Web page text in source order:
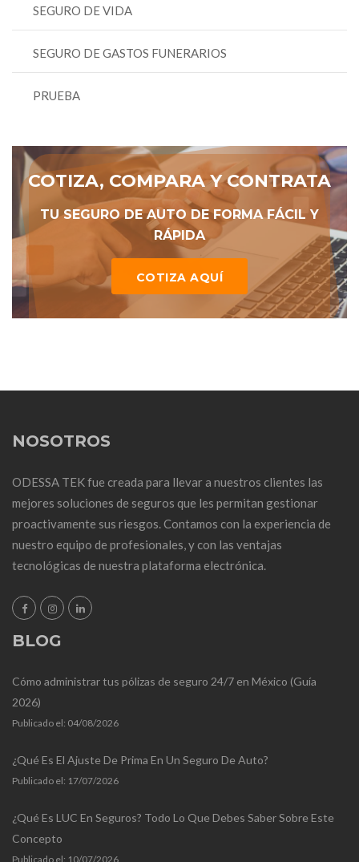
SEGURO DE VIDA
SEGURO DE GASTOS FUNERARIOS
PRUEBA
COTIZA, COMPARA Y CONTRATA
TU SEGURO DE AUTO DE FORMA FÁCIL Y
RÁPIDA
COTIZA AQUÍ
NOSOTROS
ODESSA TEK fue creada para llevar a nuestros clientes las
mejores soluciones de seguros que les permitan gestionar
proactivamente sus riesgos. Contamos con la experiencia de
nuestro equipo de profesionales, y con las ventajas
tecnológicas de nuestra plataforma electrónica.
BLOG
Cómo administrar tus pólizas de seguro 24/7 en México (Guía
2026)
Publicado el: 04/08/2026
¿Qué Es El Ajuste De Prima En Un Seguro De Auto?
Publicado el: 17/07/2026
¿Qué Es LUC En Seguros? Todo Lo Que Debes Saber Sobre Este
Concepto
Publicado el: 10/07/2026